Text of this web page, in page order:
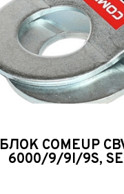
БЛОК COMEUP
6000/9/9I/9S,